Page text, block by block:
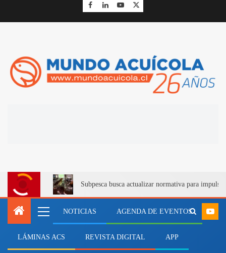
Subpesca busca actualizar normativa para
NOTICIAS AGENDA DE EVENTOS
LÁMINAS ACS REVISTA DIGITAL APP